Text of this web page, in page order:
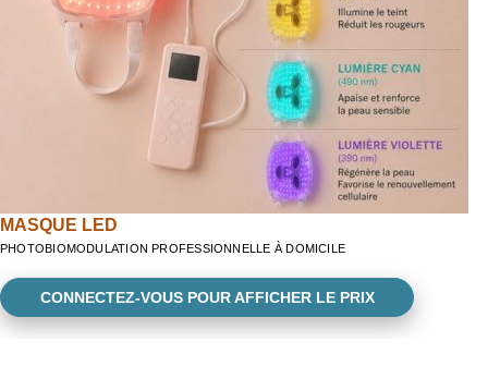
MASQUE LED
PHOTOBIOMODULATION PROFESSIONNELLE À DOMICILE
CONNECTEZ-VOUS POUR AFFICHER LE PRIX